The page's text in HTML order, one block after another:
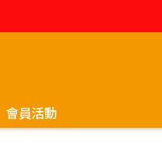
會員活動